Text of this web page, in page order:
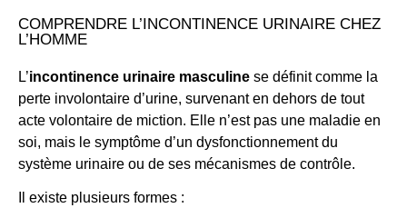
COMPRENDRE L’INCONTINENCE URINAIRE CHEZ
L’HOMME
L’incontinence urinaire masculine se définit comme la
perte involontaire d’urine, survenant en dehors de tout
acte volontaire de miction. Elle n’est pas une maladie en
soi, mais le symptôme d’un dysfonctionnement du
système urinaire ou de ses mécanismes de contrôle.
Il existe plusieurs formes :